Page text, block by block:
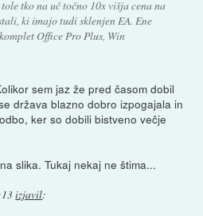
tko na uč točno 10x višja cena na
ki imajo tudi sklenjen EA. Ene
Office Pro Plus, Win
sem jaz že pred časom dobil
država blazno dobro izpogajala in
ker so dobili bistveno večje
slika. Tukaj nekaj ne štima...
izjavil: